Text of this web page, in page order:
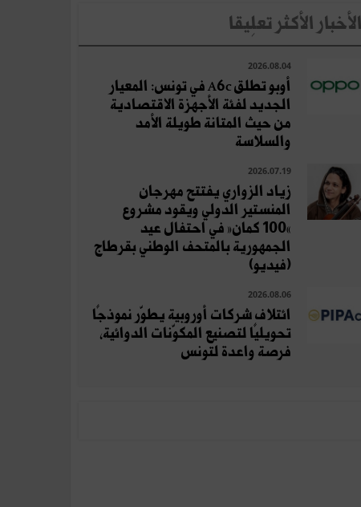
الأخبار الأكثر تعلِيقا
2026.08.04
أوبو تطلق A6c في تونس: المعيار
الجديد لفئة الأجهزة الاقتصادية
من حيث المتانة طويلة الأمد
والسلاسة
2026.07.19
زياد الزواري يفتتح مهرجان
المنستير الدولي ويقود مشروع
«100 كمان» في احتفال عيد
الجمهورية بالمتحف الوطني بقرطاج
(فيديو)
2026.08.06
ائتلاف شركات أوروبية يطوّر نموذجًا
تحويليًا لتصنيع المكوّنات الدوائية،
فرصة واعدة لتونس